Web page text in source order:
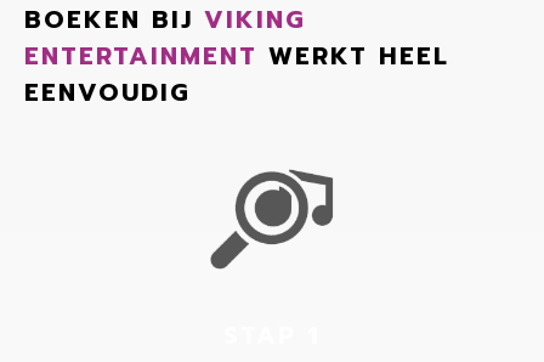
BOEKEN BIJ VIKING
ENTERTAINMENT WERKT HEEL
EENVOUDIG